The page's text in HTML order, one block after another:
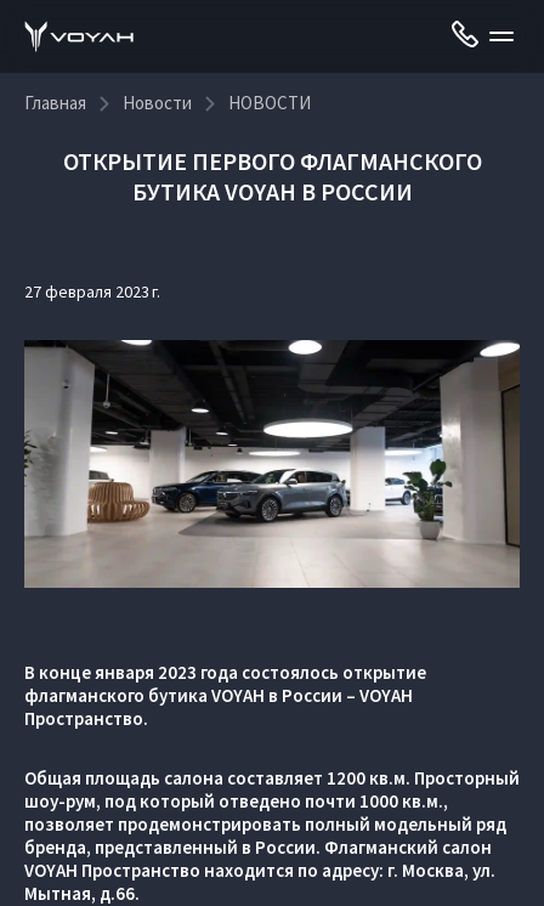
Главная Новости НОВОСТИ
ОТКРЫТИЕ ПЕРВОГО ФЛАГМАНСКОГО
БУТИКА VOYAH В РОССИИ
27 февраля 2023 г.
В конце января 2023 года состоялось открытие
флагманского бутика VOYAH в России – VOYAH
Пространство.
Общая площадь салона составляет 1200 кв.м. Просторный
шоу-рум, под который отведено почти 1000 кв.м.,
позволяет продемонстрировать полный модельный ряд
бренда, представленный в России. Флагманский салон
VOYAH Пространство находится по адресу: г. Москва, ул.
Мытная, д.66.